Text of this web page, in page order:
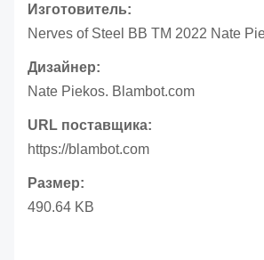
Изготовитель:
Nerves of Steel BB TM 2022 Nate
Дизайнер:
Nate Piekos. Blambot.com
URL поставщика:
https://blambot.com
Размер:
490.64 KB